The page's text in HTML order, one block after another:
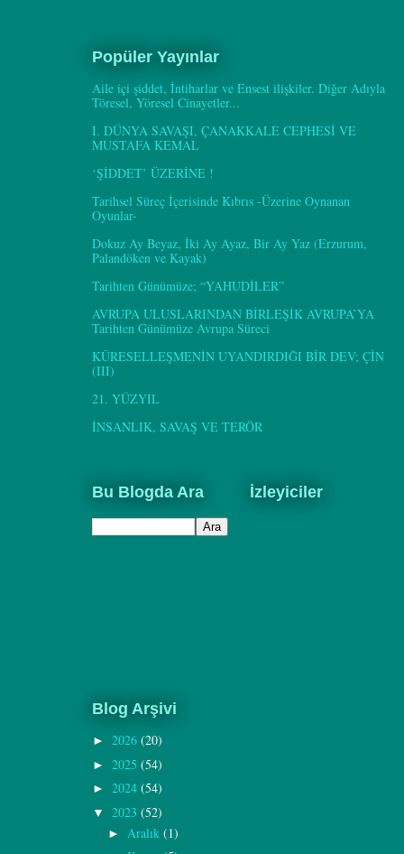
Popüler Yayınlar
Aile içi şiddet, İntiharlar ve Ensest ilişkiler. Diğer Adıyla
Töresel, Yöresel Cinayetler...
I. DÜNYA SAVAŞI, ÇANAKKALE CEPHESİ VE
MUSTAFA KEMAL
‘ŞİDDET’ ÜZERİNE !
Tarihsel Süreç İçerisinde Kıbrıs -Üzerine Oynanan
Oyunlar-
Dokuz Ay Beyaz, İki Ay Ayaz, Bir Ay Yaz (Erzurum,
Palandöken ve Kayak)
Tarihten Günümüze; “YAHUDİLER”
AVRUPA ULUSLARINDAN BİRLEŞİK AVRUPA’YA
Tarihten Günümüze Avrupa Süreci
KÜRESELLEŞMENİN UYANDIRDIĞI BİR DEV; ÇİN
(III)
21. YÜZYIL
İNSANLIK, SAVAŞ VE TERÖR
Bu Blogda Ara İzleyiciler
Blog Arşivi
► 2026 (20)
► 2025 (54)
► 2024 (54)
▼ 2023 (52)
► Aralık (1)